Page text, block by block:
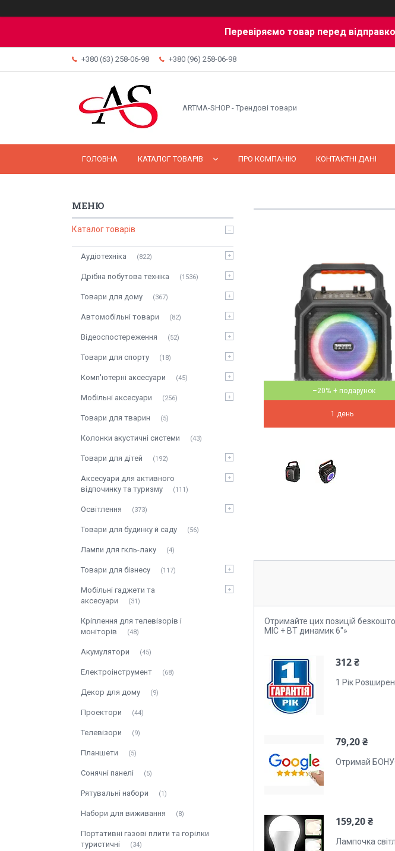
Перевіряємо товар перед
+380 (63) 258-06-98 +380 (96) 258-06-98
ARTMA-SHOP - Трендові товари
ГОЛОВНА КАТАЛОГ ТОВАРІВ ПРО КОМПАНІЮ КОНТАКТНІ ДАНІ
–20%
1 день
Отримайте цих позицій
MIC + BT динамик 6″»
312 ₴
1 Рік
79,20 ₴
Отримай
159,20 ₴
Лампочка
Каталог товарів
Аудіотехніка 822
Дрібна побутова техніка 1536
Товари для дому 367
Автомобільні товари 82
Відеоспостереження 52
Товари для спорту 18
Комп'ютерні аксесуари 45
Мобільні аксесуари 256
Товари для тварин 5
Колонки акустичні системи 43
Товари для дітей 192
Аксесуари для активного
відпочинку та туризму
111
Освітлення 373
Товари для будинку й саду 56
Лампи для гкль-лаку 4
Товари для бізнесу 117
Мобільні гаджети та
аксесуари
31
Кріплення для телевізорів і
моніторів
48
Акумулятори 45
Електроінструмент 68
Декор для дому 9
Проектори 44
Телевізори 9
Планшети 5
Сонячні панелі 5
Рятувальні набори 1
Набори для виживання 8
Портативні газові плити та горілки
туристичні
34